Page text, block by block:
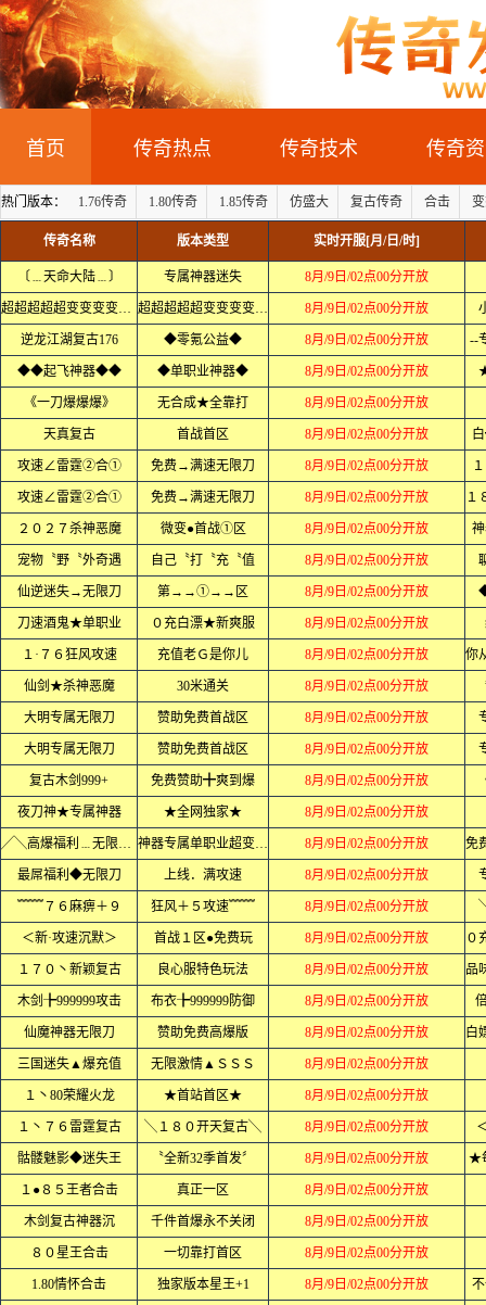
首页 传奇热点 传奇技术 传奇
热门版本： 1.76传奇 1.80传奇 1.85传奇 仿盛大 复古传奇 合击
传奇名称 版本类型 实时开服[月/日/时]
〔﹍天命大陆﹍〕 专属神器迷失 8月/9日/02点00分开放
超超超超超变变变变变变 超超超超超变变变变变变 8月/9日/02点00分开放
逆龙江湖复古176 ◆零氪公益◆ 8月/9日/02点00分开放 --
◆◆起飞神器◆◆ ◆单职业神器◆ 8月/9日/02点00分开放
《一刀爆爆爆》 无合成★全靠打 8月/9日/02点00分开放
天真复古 首战首区 8月/9日/02点00分开放
攻速∠雷霆②合① 免费→满速无限刀 8月/9日/02点00分开放
攻速∠雷霆②合① 免费→满速无限刀 8月/9日/02点00分开放
２０２７杀神恶魔 微变●首战①区 8月/9日/02点00分开放
宠物〝野〝外奇遇 自己〝打〝充〝值 8月/9日/02点00分开放
仙逆迷失→无限刀 第→→①→→区 8月/9日/02点00分开放
刀速酒鬼★单职业 ０充白漂★新爽服 8月/9日/02点00分开放
１·７６狂风攻速 充值老Ｇ是你儿 8月/9日/02点00分开放
仙剑★杀神恶魔 30米通关 8月/9日/02点00分开放
大明专属无限刀 赞助免费首战区 8月/9日/02点00分开放
大明专属无限刀 赞助免费首战区 8月/9日/02点00分开放
复古木剑999+ 免费赞助╋爽到爆 8月/9日/02点00分开放
夜刀神★专属神器 ★全网独家★ 8月/9日/02点00分开放
╱╲高爆福利﹍无限刀╱╲ 神器专属单职业超变中变迷失 8月/9日/02点00分开放
最屌福利◆无限刀 上线．满攻速 8月/9日/02点00分开放
﹌﹌７６麻痹＋９ 狂风＋５攻速﹌﹌ 8月/9日/02点00分开放
＜新·攻速沉默＞ 首战１区●免费玩 8月/9日/02点00分开放
１７０丶新颖复古 良心服特色玩法 8月/9日/02点00分开放
木剑╊999999攻击 布衣╊999999防御 8月/9日/02点00分开放
仙魔神器无限刀 赞助免费高爆版 8月/9日/02点00分开放
三国迷失▲爆充值 无限激情▲ＳＳＳ 8月/9日/02点00分开放
１丶80荣耀火龙 ★首站首区★ 8月/9日/02点00分开放
１丶７６雷霆复古 ╲１８０开天复古╲ 8月/9日/02点00分开放
骷髅魅影◆迷失王 〝全新32季首发〞 8月/9日/02点00分开放 ★
１●８５王者合击 真正一区 8月/9日/02点00分开放
木剑复古神器沉 千件首爆永不关闭 8月/9日/02点00分开放
８０星王合击 一切靠打首区 8月/9日/02点00分开放
1.80情怀合击 独家版本星王+1 8月/9日/02点00分开放